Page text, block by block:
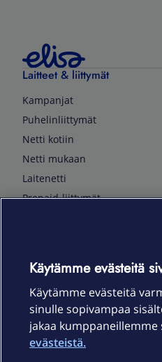
Laitteet & liittymät
Kampanjat
Puhelinliittymät
Netti kotiin
Netti mukaan
Laitenetti
Prepaid-liittymät
TV & audio
Kodinkoneet
Kamerat ja dronet
Kellot ja rannekkeet
Käytämme evästeitä
Käytämme evästeitä
sinulle sopivampaa
jakaa
evästeistä.